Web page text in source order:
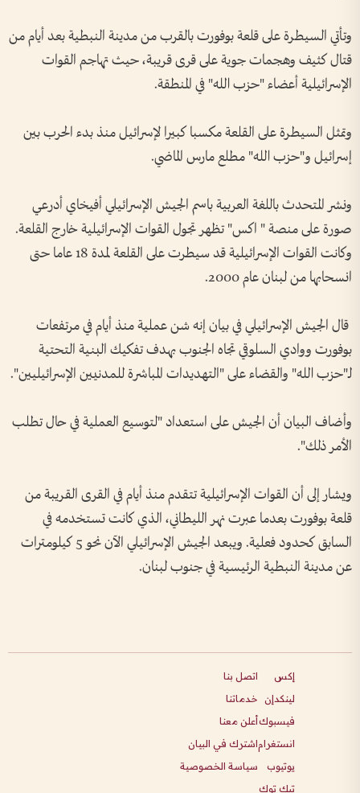
وتأتي السيطرة على قلعة بوفورت بالقرب من مدينة النبطية بعد أيام من
قتال كثيف وهجمات جوية على قرى قريبة، حيث تهاجم القوات
الإسرائيلية أعضاء "حزب الله" في المنطقة.
وتمثل السيطرة على القلعة مكسبا كبيرا لإسرائيل منذ بدء الحرب بين
إسرائيل و"حزب الله" مطلع مارس الماضي.
ونشر المتحدث باللغة العربية باسم الجيش الإسرائيلي أفيخاي أدرعي
صورة على منصة " اكس" تظهر تجول القوات الإسرائيلية خارج القلعة.
وكانت القوات الإسرائيلية قد سيطرت على القلعة لمدة 18 عاما حتى
انسحابها من لبنان عام 2000.
قال الجيش الإسرائيلي في بيان إنه شن عملية منذ أيام في مرتفعات
بوفورت ووادي السلوقي تجاه الجنوب بهدف تفكيك البنية التحتية
لـ"حزب الله" والقضاء على "التهديدات المباشرة للمدنيين الإسرائيليين".
وأضاف البيان أن الجيش على استعداد "لتوسيع العملية في حال تطلب
الأمر ذلك".
ويشار إلى أن القوات الإسرائيلية تتقدم منذ أيام في القرى القريبة من
قلعة بوفورت بعدما عبرت نهر الليطاني، الذي كانت تستخدمه في
السابق كحدود فعلية. ويبعد الجيش الإسرائيلي الآن نحو 5 كيلومترات
عن مدينة النبطية الرئيسية في جنوب لبنان.
إكس
لينكدإن
فيسبوك
انستغرام
يوتيوب
تيك توك
اتصل بنا
خدماتنا
أعلن معنا
اشترك في البيان
سياسة الخصوصية